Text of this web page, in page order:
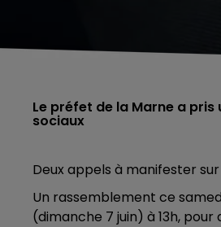
Le préfet de la Marne a
sociaux
Deux appels à manifester
Un rassemblement ce
(dimanche 7 juin) à 13h,